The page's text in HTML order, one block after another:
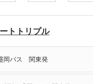
トトリプル
バス 関東発